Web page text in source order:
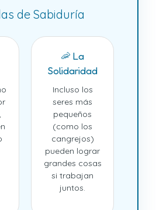
de Sabiduría
🦐 La
Solidaridad
Incluso los
seres más
pequeños
(como los
cangrejos)
pueden lograr
grandes cosas
si trabajan
juntos.